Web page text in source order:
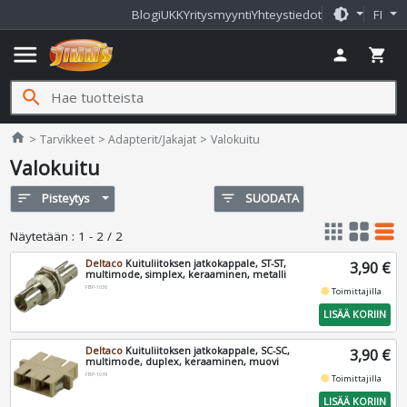
BlogiUKKYritysmyyntiYhteystiedot brightness_medium FI
menu person shopping_cart
search
home Jimms.fi
Tarvikkeet Adapterit/Jakajat Valokuitu
Valokuitu
sort Pisteytys filter_list SUODATA
Näytetään : 1 - 2 / 2 apps grid_view table_rows
Deltaco Kuituliitoksen jatkokappale, ST-ST,
multimode, simplex, keraaminen, metalli
FBP-1036
3,90 €
fiber_manual_recordToimittajilla
LISÄÄ KORIIN
Deltaco Kuituliitoksen jatkokappale, SC-SC,
multimode, duplex, keraaminen, muovi
FBP-1039
3,90 €
fiber_manual_recordToimittajilla
LISÄÄ KORIIN